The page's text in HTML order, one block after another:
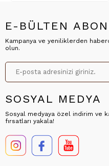
E-BÜLTEN
Kampanya ve yeniliklerden
olun.
SOSYAL MEDYA
Sosyal medyaya özel indirim ve
fırsatları yakala!